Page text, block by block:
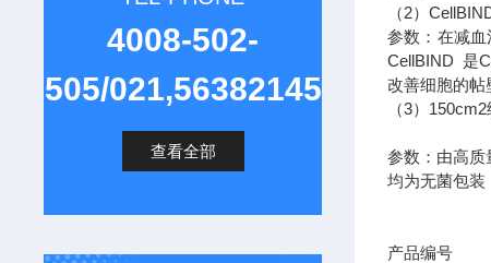
4008-502-
505/021,56382145
查看全部
（2）
参数：在减
CellBIND 是
改善细胞的帖
（3）
参数：由高质
均为无菌包装
产品编